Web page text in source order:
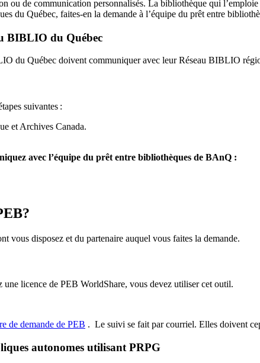
de communication personnalisés. La bibliothèque qui l’emploie
du Québec, faites-en la demande à l’équipe du prêt entre
BIBLIO du Québec
du Québec doivent communiquer avec leur Réseau BIBLIO
suivantes :
et Archives Canada.
avec l’équipe du prêt entre bibliothèques de BAnQ :
vous disposez et du partenaire auquel vous faites la demande.
licence de PEB WorldShare, vous devez utiliser cet outil.
de demande de PEB . Le suivi se fait par courriel. Elles doivent
autonomes utilisant PRPG